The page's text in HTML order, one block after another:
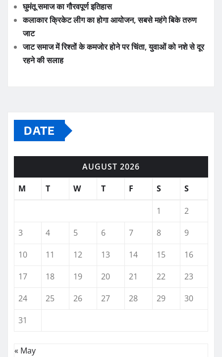
घुमंतू समाज का गौरवपूर्ण इतिहास
कलाकार क्रिकेट लीग का होगा आयोजन, सबसे महंगे बिके तरुण
जाट
जाट समाज में रिश्तों के कमजोर होने पर चिंता, युवाओं को नशे से दूर
रहने की सलाह
DATE
AUGUST 2026
M
T W T F S S
1
2
3
4 5 6 7 8
9
10
11 12 13 14 15
16
17
18 19 20 21 22
23
24
25 26 27 28 29
30
31
« May